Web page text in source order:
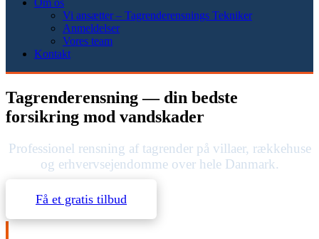
Om os
Vi ansætter – Tagrenderensnings Tekniker
Anmeldelser
Vores team
Kontakt
Tagrenderensning — din bedste
forsikring mod vandskader
Professionel rensning af tagrender på villaer, rækkehuse
og erhvervsejendomme over hele Danmark.
Få et gratis tilbud